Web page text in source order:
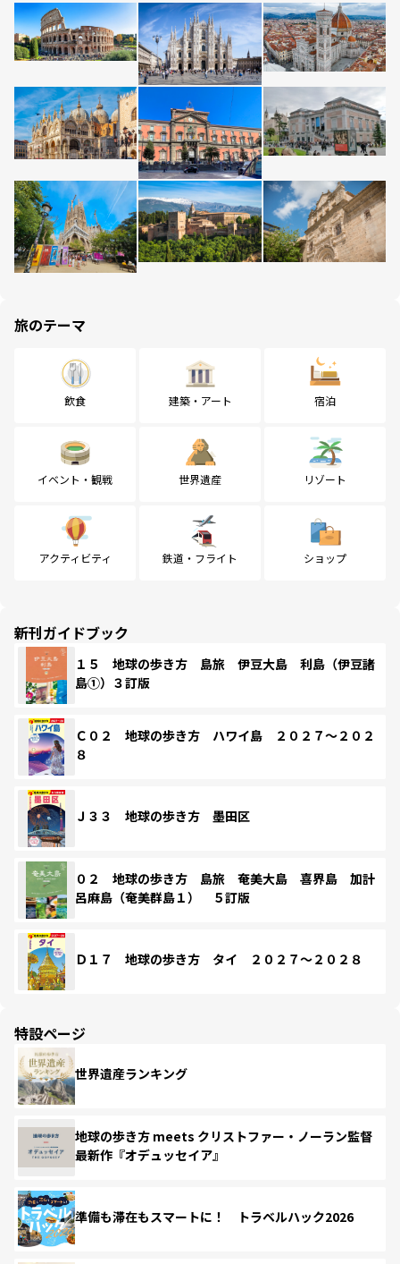
旅のテーマ
飲食 建築・アート 宿泊
イベント・観戦 世界遺産 リゾート
アクティビティ 鉄道・フライト ショップ
新刊ガイドブック
１５ 地球の歩き方 島旅 伊豆大島 利島（伊豆諸
島①）３訂版
Ｃ０２ 地球の歩き方 ハワイ島 ２０２７～２０２
８
Ｊ３３ 地球の歩き方 墨田区
０２ 地球の歩き方 島旅 奄美大島 喜界島 加計
呂麻島（奄美群島１） ５訂版
Ｄ１７ 地球の歩き方 タイ ２０２７～２０２８
特設ページ
世界遺産ランキング
地球の歩き方 meets クリストファー・ノーラン監督
最新作『オデュッセイア』
準備も滞在もスマートに！ トラベルハック2026